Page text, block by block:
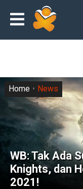
WB: Tak Ada
Knights, dan
2021!
Home News